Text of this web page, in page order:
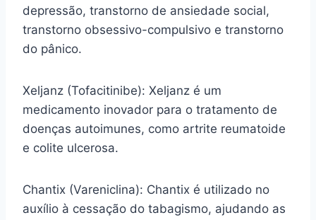
depressão, transtorno de ansiedade social,
transtorno obsessivo-compulsivo e transtorno
do pânico.
Xeljanz (Tofacitinibe): Xeljanz é um
medicamento inovador para o tratamento de
doenças autoimunes, como artrite reumatoide
e colite ulcerosa.
Chantix (Vareniclina): Chantix é utilizado no
auxílio à cessação do tabagismo, ajudando as